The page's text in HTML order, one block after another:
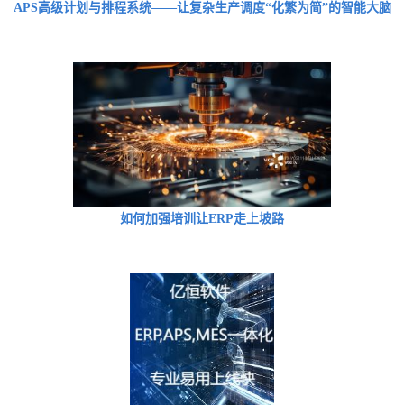
APS高级计划与排程系统——让复杂生产调度“化繁为简”的智能大脑
如何加强培训让ERP走上坡路